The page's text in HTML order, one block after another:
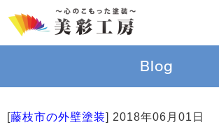
Blog
[藤枝市の外壁塗装] 2018年06月01日